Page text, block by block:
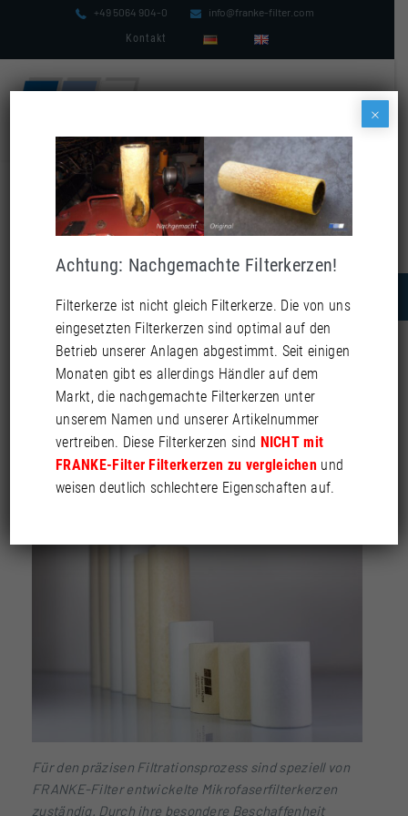
+49 5064 904-0 info@franke-filter.com
Kontakt
Menü-
Filterkerzen für Ölnebel
Startseite
»
Filterkerzen für Ölnebelabscheider
Suchen
MFK-032-39.4 und MFK-674-39.4
Mikrofaserfilterkerzen
für Ölnebelabscheider
Für den präzisen Filtrationsprozess sind speziell von
FRANKE-Filter entwickelte Mikrofaserfilterkerzen
zuständig. Durch ihre besondere Beschaffenheit
Achtung: Nachgemachte Filterkerzen!
Filterkerze ist nicht gleich Filterkerze. Die von uns
eingesetzten Filterkerzen sind optimal auf den
Betrieb unserer Anlagen abgestimmt. Seit einigen
Monaten gibt es allerdings Händler auf dem
Markt, die nachgemachte Filterkerzen unter
unserem Namen und unserer Artikelnummer
vertreiben. Diese Filterkerzen sind NICHT mit
FRANKE-Filter Filterkerzen zu vergleichen und
weisen deutlich schlechtere Eigenschaften auf.
×